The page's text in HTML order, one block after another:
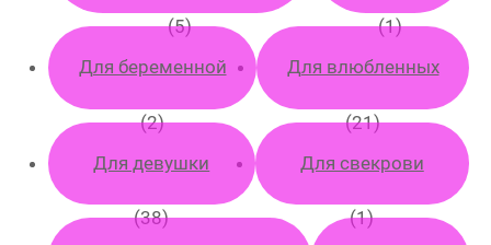
(5)
(1)
Для беременной
(2)
Для влюбленных
(21)
Для девушки
(38)
Для свекрови
(1)